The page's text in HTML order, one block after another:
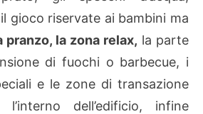
gioco riservate ai bambini ma
pranzo, la zona relax, la parte
di fuochi o barbecue, i
e le zone di transazione
dell’edificio, infine